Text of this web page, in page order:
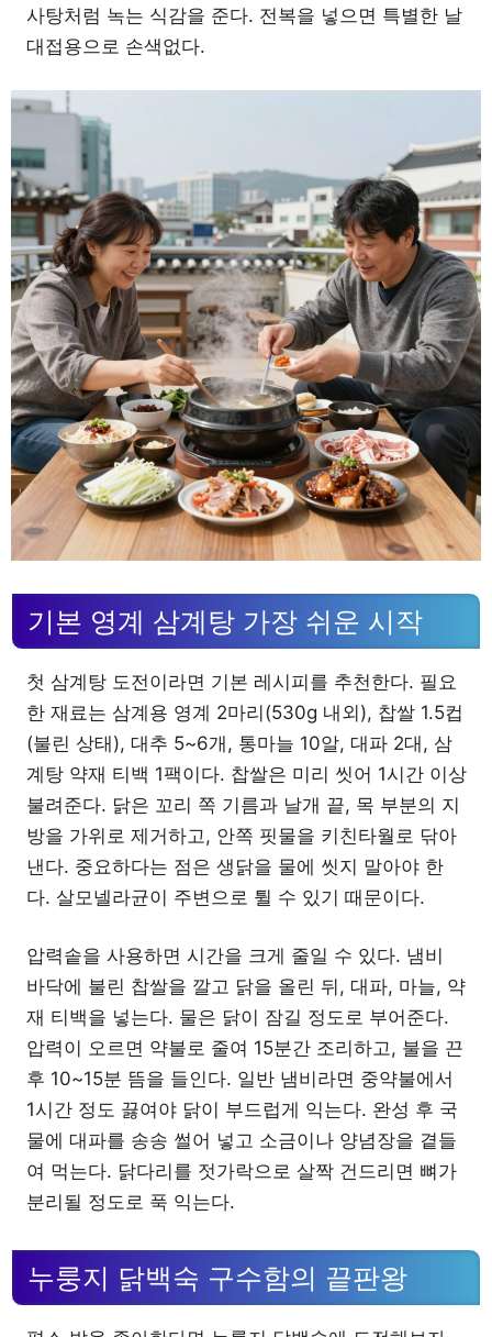
사탕처럼 녹는 식감을 준다. 전복을 넣으면 특별한 날
대접용으로 손색없다.
기본 영계 삼계탕 가장 쉬운 시작
첫 삼계탕 도전이라면 기본 레시피를 추천한다. 필요
한 재료는 삼계용 영계 2마리(530g 내외), 찹쌀 1.5컵
(불린 상태), 대추 5~6개, 통마늘 10알, 대파 2대, 삼
계탕 약재 티백 1팩이다. 찹쌀은 미리 씻어 1시간 이상
불려준다. 닭은 꼬리 쪽 기름과 날개 끝, 목 부분의 지
방을 가위로 제거하고, 안쪽 핏물을 키친타월로 닦아
낸다. 중요하다는 점은 생닭을 물에 씻지 말아야 한
다. 살모넬라균이 주변으로 튈 수 있기 때문이다.
압력솥을 사용하면 시간을 크게 줄일 수 있다. 냄비
바닥에 불린 찹쌀을 깔고 닭을 올린 뒤, 대파, 마늘, 약
재 티백을 넣는다. 물은 닭이 잠길 정도로 부어준다.
압력이 오르면 약불로 줄여 15분간 조리하고, 불을 끈
후 10~15분 뜸을 들인다. 일반 냄비라면 중약불에서
1시간 정도 끓여야 닭이 부드럽게 익는다. 완성 후 국
물에 대파를 송송 썰어 넣고 소금이나 양념장을 곁들
여 먹는다. 닭다리를 젓가락으로 살짝 건드리면 뼈가
분리될 정도로 푹 익는다.
누룽지 닭백숙 구수함의 끝판왕